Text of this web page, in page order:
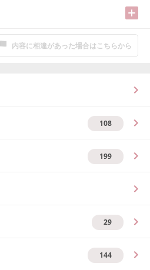
内容に相違があった場合はこちらから
108
199
29
144